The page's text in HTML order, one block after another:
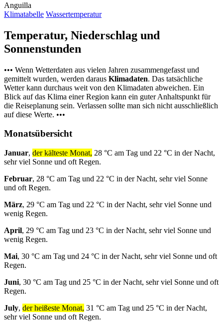
Anguilla
Klimatabelle Wassertemperatur
Temperatur, Niederschlag und
Sonnenstunden
••• Wenn Wetterdaten aus vielen Jahren zusammengefasst und
gemittelt wurden, werden daraus Klimadaten. Das tatsächliche
Wetter kann durchaus weit von den Klimadaten abweichen. Ein
Blick auf das Klima einer Region kann ein guter Anhaltspunkt für
die Reiseplanung sein. Verlassen sollte man sich nicht ausschließlich
auf diese Werte. •••
Monatsübersicht
Januar, der kälteste Monat, 28 °C am Tag und 22 °C in der Nacht,
sehr viel Sonne und oft Regen.
Februar, 28 °C am Tag und 22 °C in der Nacht, sehr viel Sonne
und oft Regen.
März, 29 °C am Tag und 22 °C in der Nacht, sehr viel Sonne und
wenig Regen.
April, 29 °C am Tag und 23 °C in der Nacht, sehr viel Sonne und
wenig Regen.
Mai, 30 °C am Tag und 24 °C in der Nacht, sehr viel Sonne und oft
Regen.
Juni, 30 °C am Tag und 25 °C in der Nacht, sehr viel Sonne und oft
Regen.
July, der heißeste Monat, 31 °C am Tag und 25 °C in der Nacht,
sehr viel Sonne und oft Regen.